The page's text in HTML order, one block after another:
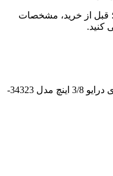
از خرید، مشخصات
آچار ترکمتر جغجغه ای تقه ای درایو 3/8 اینچ مدل 34323-